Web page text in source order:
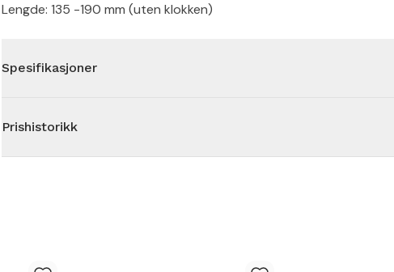
Lengde: 135 -190 mm (uten klokken)
Spesifikasjoner
Prishistorikk